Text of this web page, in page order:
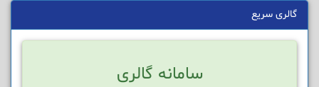
گالری سریع
سامانه گالری